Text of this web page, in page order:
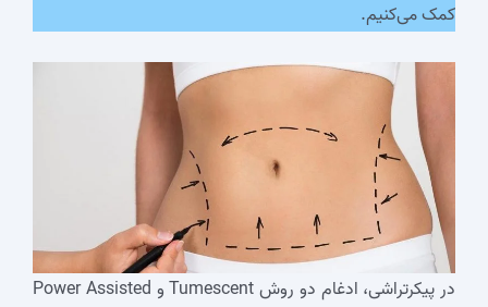
کمک می‌کنیم.
در پیکرتراشی، ادغام دو روش Tumescent و Power Assisted